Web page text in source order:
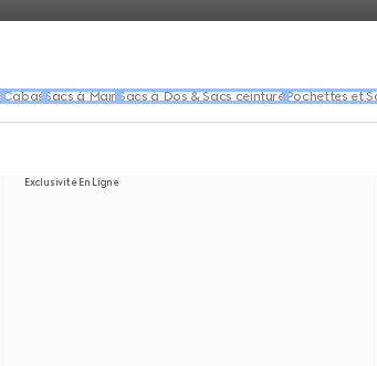
Cabas Sacs à Main Sacs à Dos & Sacs ceinture Pochettes et
Exclusivité En Ligne